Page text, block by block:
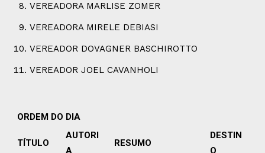
VEREADORA MARLISE ZOMER
VEREADORA MIRELE DEBIASI
VEREADOR DOVAGNER BASCHIROTTO
VEREADOR JOEL CAVANHOLI
ORDEM DO DIA
TÍTULO
AUTORI
A
RESUMO
DESTIN
O